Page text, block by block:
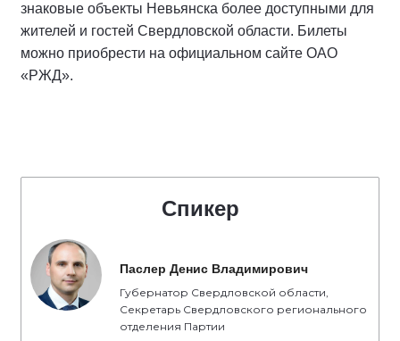
знаковые объекты Невьянска более доступными для
жителей и гостей Свердловской области. Билеты
можно приобрести на официальном сайте ОАО
«РЖД».
Спикер
Паслер Денис Владимирович
Губернатор Свердловской области,
Секретарь Свердловского регионального
отделения Партии